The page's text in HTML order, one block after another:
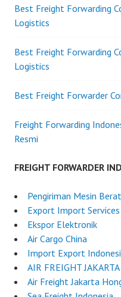
Best Freight Forwarding
Logistics
Best Freight Forwarding
Logistics
Best Freight Forwarder
Freight Forwarding
Resmi
FREIGHT FORWARDER
Pengiriman Mesin Berat
Export Import
Ekspor Elektronik
Air Cargo China
Import Export
AIR FREIGHT JAKARTA
Air Freight Jakarta